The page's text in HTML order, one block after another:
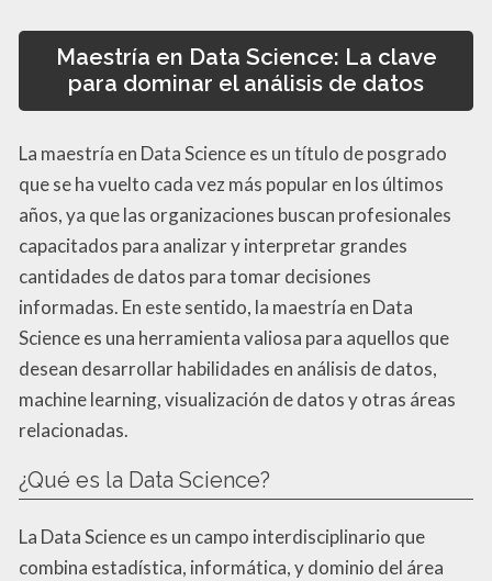
Maestría en Data Science: La clave
para dominar el análisis de datos
La maestría en Data Science es un título de posgrado
que se ha vuelto cada vez más popular en los últimos
años, ya que las organizaciones buscan profesionales
capacitados para analizar y interpretar grandes
cantidades de datos para tomar decisiones
informadas. En este sentido, la maestría en Data
Science es una herramienta valiosa para aquellos que
desean desarrollar habilidades en análisis de datos,
machine learning, visualización de datos y otras áreas
relacionadas.
¿Qué es la Data Science?
La Data Science es un campo interdisciplinario que
combina estadística, informática, y dominio del área